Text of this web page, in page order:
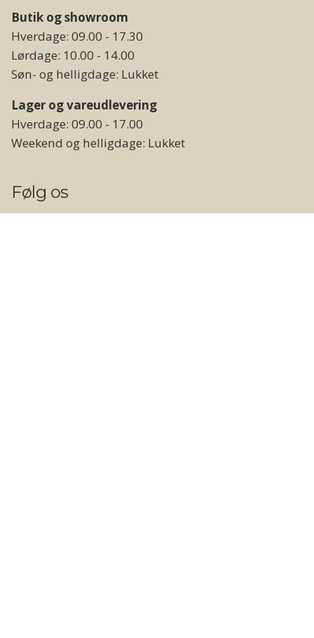
Butik og showroom
Hverdage: 09.00 - 17.30
Lørdage: 10.00 - 14.00
Søn- og helligdage: Lukket
Lager og vareudlevering
Hverdage: 09.00 - 17.00
Weekend og helligdage: Lukket
Følg os